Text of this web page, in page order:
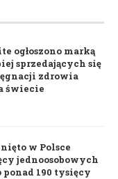
ogłoszono marką
sprzedających się
zdrowia
świecie
w Polsce
jednoosobowych
190 tysięcy